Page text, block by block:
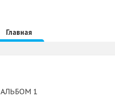
Главная
АЛЬБОМ 1